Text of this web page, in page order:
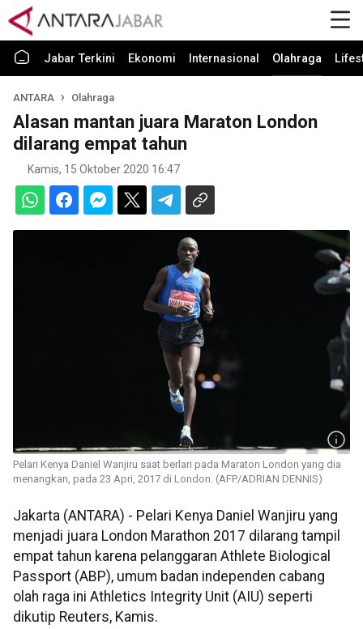
Jabar Terkini Ekonomi Internasional Olahraga
ANTARA Olahraga
Alasan mantan juara Maraton London
dilarang empat tahun
Kamis, 15 Oktober 2020 16:47
Pelari Kenya Daniel Wanjiru saat berlari pada Maraton London yang dia
menangkan, pada 23 Apri, 2017 di London. (AFP/ADRIAN DENNIS)
Jakarta (ANTARA) - Pelari Kenya Daniel Wanjiru yang
menjadi juara London Marathon 2017 dilarang tampil
empat tahun karena pelanggaran Athlete Biological
Passport (ABP), umum badan independen cabang
olah raga ini Athletics Integrity Unit (AIU) seperti
dikutip Reuters, Kamis.